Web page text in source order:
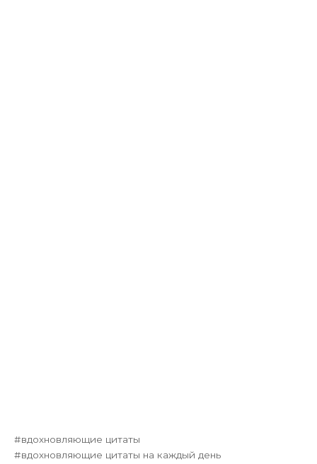
вдохновляющие цитаты
вдохновляющие цитаты на каждый день